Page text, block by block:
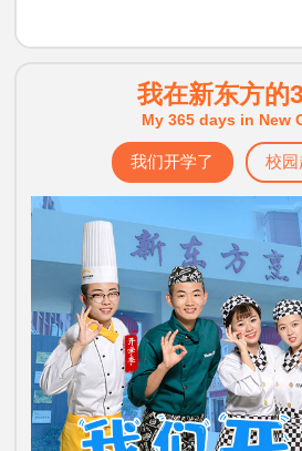
我在新东方的
My 365 days in New
我们开学了 校园